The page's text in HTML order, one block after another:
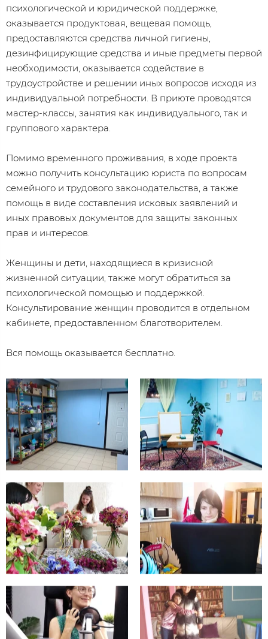
психологической и юридической поддержке,
оказывается продуктовая, вещевая помощь,
предоставляются средства личной гигиены,
дезинфицирующие средства и иные предметы первой
необходимости, оказывается содействие в
трудоустройстве и решении иных вопросов исходя из
индивидуальной потребности. В приюте проводятся
мастер-классы, занятия как индивидуального, так и
группового характера.
​Помимо временного проживания, в ходе проекта
можно получить консультацию юриста по вопросам
семейного и трудового законодательства, а также
помощь в виде составления исковых заявлений и
иных правовых документов для защиты законных
прав и интересов.
Женщины и дети, находящиеся в кризисной
жизненной ситуации, также могут обратиться за
психологической помощью и поддержкой.
Консультирование женщин проводится в отдельном
кабинете, предоставленном благотворителем.
Вся помощь оказывается бесплатно.